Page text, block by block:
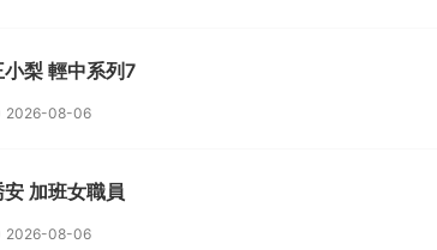
小梨 輕中系列7
2026-08-06
安 加班女職員
2026-08-06